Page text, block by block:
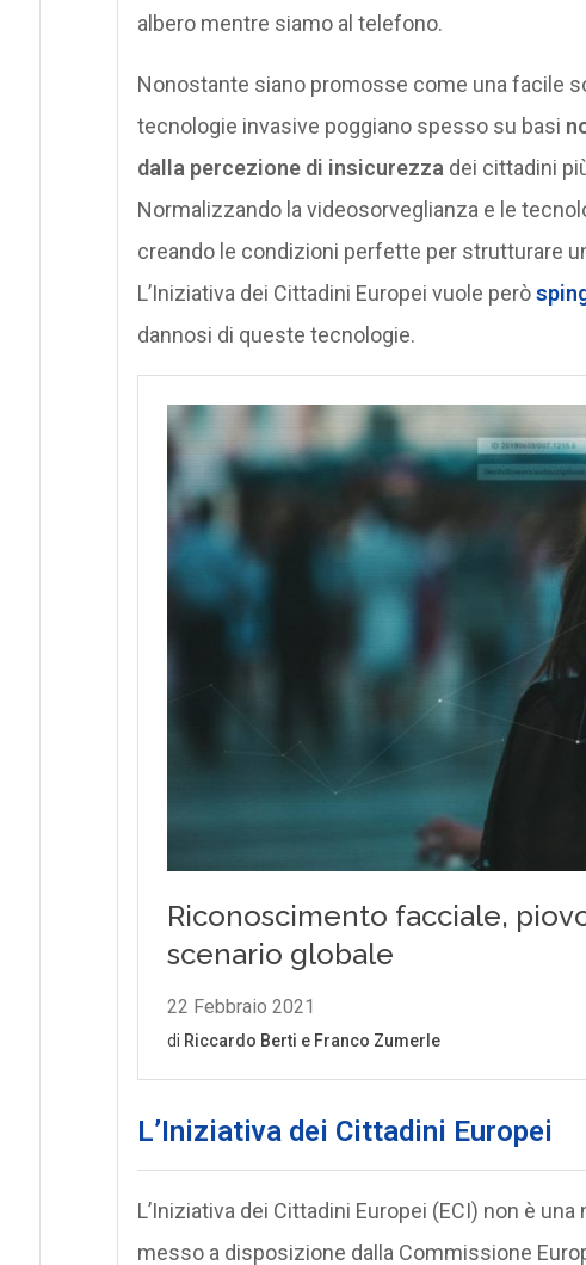
albero mentre siamo al telefono.
Nonostante siano promosse come una facile
tecnologie invasive poggiano spesso su basi
dalla percezione di insicurezza dei cittadini
Normalizzando la videosorveglianza e le
creando le condizioni perfette per strutturare
L’Iniziativa dei Cittadini Europei vuole però
dannosi di queste tecnologie.
L’Iniziativa dei Cittadini Europei
L’Iniziativa dei Cittadini Europei (ECI) non è
messo a disposizione dalla Commissione